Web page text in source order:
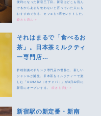
便利になった新宿三丁目。新宿はどこも混ん
でるからあまり使わないと言っていた人にも
おすすめできる、カフェを4店セレクトした。
続きを読む >
それはまるで「食べるお
茶」。日本茶ミルクティ
ー専門店
「OCHABA（オチャ
バ）」新宿にオープン
群雄割拠のドリンク専門店の世界に、新しい
ジャンルが誕生。日本茶をミルクティーで楽
しむ「OCHABA（オチャバ）」が3月22日に
新宿にオープンする。
続きを読む >
新宿駅の新定番・新南